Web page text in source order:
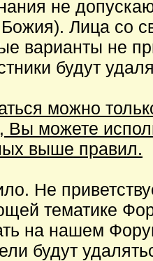
не
Лица со
варианты не
будут
можно
Вы можете
выше правил.
Не
тематике
на нашем
будут